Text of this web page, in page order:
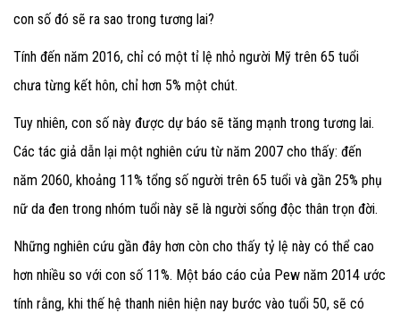
con số đó sẽ ra sao trong tương lai?
Tính đến năm 2016, chỉ có một tỉ lệ nhỏ người Mỹ trên 65 tuổi
chưa từng kết hôn, chỉ hơn 5% một chút.
Tuy nhiên, con số này được dự báo sẽ tăng mạnh trong tương lai.
Các tác giả dẫn lại một nghiên cứu từ năm 2007 cho thấy: đến
năm 2060, khoảng 11% tổng số người trên 65 tuổi và gần 25% phụ
nữ da đen trong nhóm tuổi này sẽ là người sống độc thân trọn đời.
Những nghiên cứu gần đây hơn còn cho thấy tỷ lệ này có thể cao
hơn nhiều so với con số 11%. Một báo cáo của Pew năm 2014 ước
tính rằng, khi thế hệ thanh niên hiện nay bước vào tuổi 50, sẽ có